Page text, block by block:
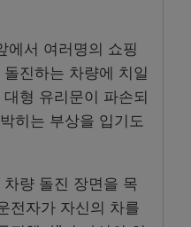
에서 여러명의 쇼핑
진하는 차량에 치일
형 유리문이 파손되
히는 부상을 입기도
량 돌진 장면을 목
전자가 자신의 차를